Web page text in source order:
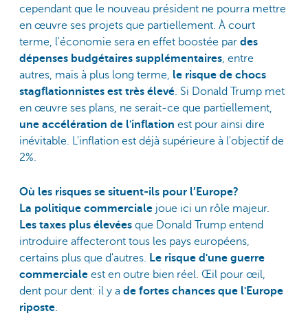
cependant que le nouveau président ne pourra mettre
en œuvre ses projets que partiellement. À court
terme, l'économie sera en effet boostée par des
dépenses budgétaires supplémentaires, entre
autres, mais à plus long terme, le risque de chocs
stagflationnistes est très élevé. Si Donald Trump met
en œuvre ses plans, ne serait-ce que partiellement,
une accélération de l'inflation est pour ainsi dire
inévitable. L'inflation est déjà supérieure à l'objectif de
2%.
Où les risques se situent-ils pour l’Europe?
La politique commerciale joue ici un rôle majeur.
Les taxes plus élevées que Donald Trump entend
introduire affecteront tous les pays européens,
certains plus que d'autres. Le risque d'une guerre
commerciale est en outre bien réel. Œil pour œil,
dent pour dent: il y a de fortes chances que l'Europe
riposte.